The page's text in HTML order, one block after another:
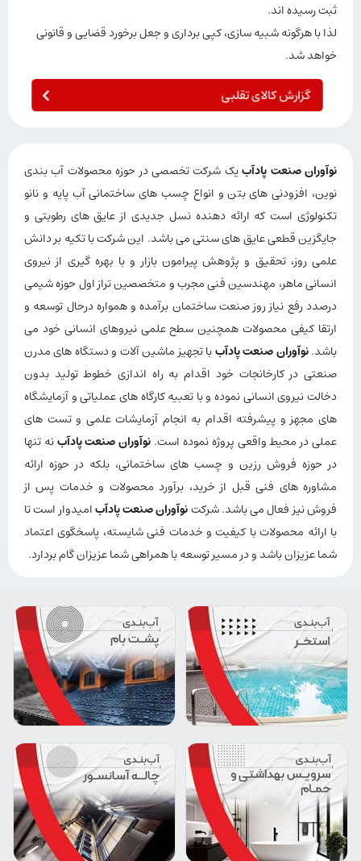
ثبت رسیده اند.
لذا با هرگونه شبیه سازی، کپی برداری و جعل برخورد قضایی و قانونی
خواهد شد.
گزارش کالای تقلبی
نوآوران صنعت پادآبیک شرکت تخصصی در حوزه محصولات آب بندی
نوین، افزودنی های بتن و انواع چسب های ساختمانی آب پایه و نانو
تکنولوژی است که ارائه دهنده نسل جدیدی از عایق های رطوبتی و
جایگزین قطعی عایق های سنتی می باشد. این شرکت با تکیه بر دانش
علمی روز، تحقیق و پژوهش پیرامون بازار و با بهره گیری از نیروی
انسانی ماهر، مهندسین فنی مجرب و متخصصین تراز اول حوزه شیمی
درصدد رفع نیاز روز صنعت ساختمان برآمده و همواره درحال توسعه و
ارتقا کیفی محصولات همچنین سطح علمی نیروهای انسانی خود می
باشد.نوآوران صنعت پادآببا تجهیز ماشین آلات و دستگاه های مدرن
صنعتی در کارخانجات خود اقدام به راه اندازی خطوط تولید بدون
دخالت نیروی انسانی نموده و با تعبیه کارگاه های عملیاتی و آزمایشگاه
های مجهز و پیشرفته اقدام به انجام آزمایشات علمی و تست های
عملی در محیط واقعی پروژه نموده است. نوآوران صنعت پادآبنه تنها
در حوزه فروش رزین و چسب های ساختمانی، بلکه در حوزه ارائه
مشاوره های فنی قبل از خرید، برآورد محصولات و خدمات پس از
فروش نیز فعال می باشد. شرکتنوآوران صنعت پادآبامیدوار است تا
با ارائه محصولات با کیفیت و خدمات فنی شایسته، پاسخگوی اعتماد
شما عزیزان باشد و در مسیر توسعه با همراهی شما عزیزان گام بردارد.